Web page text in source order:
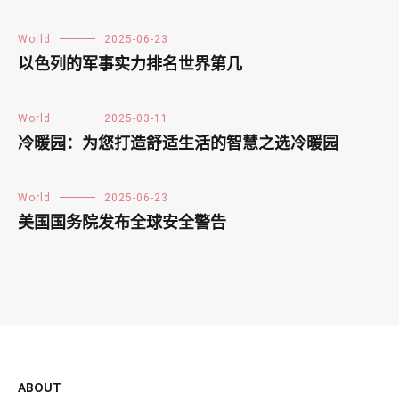
World 2025-06-23
以色列的军事实力排名世界第几
World 2025-03-11
冷暖园：为您打造舒适生活的智慧之选冷暖园
World 2025-06-23
美国国务院发布全球安全警告
ABOUT